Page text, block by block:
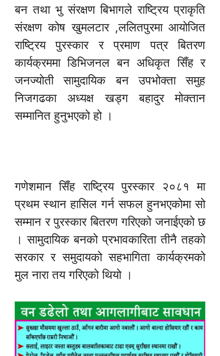
बन तथा भु संरक्षण बिभागले राष्ट्रिय प्राकृति
संरक्षण कोष खुमलटार ,ललितपुरमा आयोजित
राष्ट्रिय पुरस्कार र प्रमाण पत्र बितरण
कार्यक्रममा डिभिजनल बन अधिकृत सिँह र
जनज्योती सामुदायिक बन उपभोक्ता समुह
निजगढका अध्यक्ष खड्ग बहादुर मोक्तान
सम्मानित हुनुभएको हो ।
गणेशमान सिँह राष्ट्रिय पुरस्कार २०८१ मा
प्रथम स्थान हासिल गर्न सफल हुनभएकोमा सो
सम्मान र पुरस्कार बितरण गरिएको जनाईएको छ
। सामुदायिक बनको प्रभावकारिता तीनै तहको
सरकार र समुदायको सहभागिता कार्यक्रमको
मुल नारा तय गरिएको थियो ।